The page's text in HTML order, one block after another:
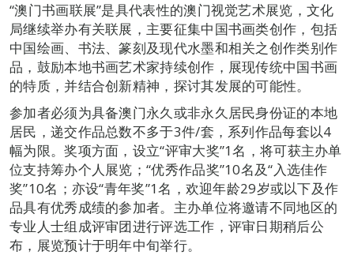
“澳门书画联展”是具代表性的澳门视觉艺术展览，文化
局继续举办有关联展，主要征集中国书画类创作，包括
中国绘画、书法、篆刻及现代水墨和相关之创作类别作
品，鼓励本地书画艺术家持续创作，展现传统中国书画
的特质，并结合创新精神，探讨其发展的可能性。
参加者必须为具备澳门永久或非永久居民身份证的本地
居民，递交作品总数不多于3件/套，系列作品每套以4
幅为限。奖项方面，设立“评审大奖”1名，将可获主办单
位支持筹办个人展览；“优秀作品奖”10名及“入选佳作
奖”10名；亦设“青年奖”1名，欢迎年龄29岁或以下及作
品具有优秀成绩的参加者。主办单位将邀请不同地区的
专业人士组成评审团进行评选工作，评审日期稍后公
布，展览预计于明年中旬举行。